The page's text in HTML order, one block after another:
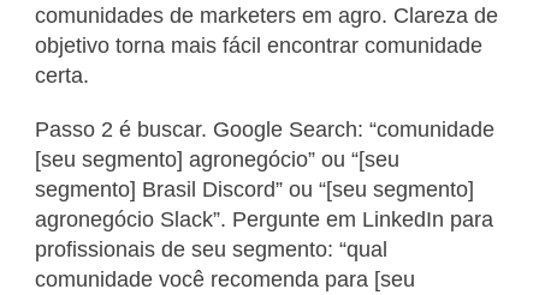
comunidades de marketers em agro. Clareza de
objetivo torna mais fácil encontrar comunidade
certa.
Passo 2 é buscar. Google Search: “comunidade
[seu segmento] agronegócio” ou “[seu
segmento] Brasil Discord” ou “[seu segmento]
agronegócio Slack”. Pergunte em LinkedIn para
profissionais de seu segmento: “qual
comunidade você recomenda para [seu